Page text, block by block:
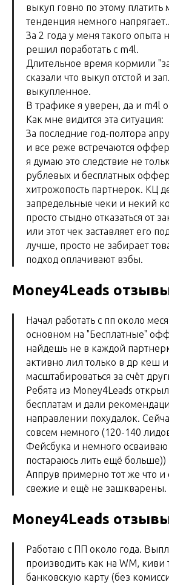
выкуп говно по этому
тенденция немного
За 2 года у меня такого опыта
решил поработать с m4l.
Длительное время кормили
сказали что выкуп отстой и
выкупленное.
В трафике я уверен, да и m4l
Как мне видится эта ситуация:
За последние год-полтора
и все реже встречаются
я думаю это следствие не
рублевых и бесплатных
хитрожопость партнерок. КЦ
запредельные чеки и некий
просто стыдно отказаться от
или этот чек заставляет его
лучше, просто не забирает
подход оплачивают вэбы.
Money4Leads
Начал работать с пп около
основном на "Бесплатные"
найдешь не в каждой
активно лил только в др кеш
масштабироваться за счёт
Ребята из Money4Leads
бесплатам и дали
направлении похудалок.
совсем немного (120-140
Фейсбука и немного осваиваю
постараюсь лить ещё больше))
Аппрув примерно тот же что
свежие и ещё не зашкварены.
Money4Leads
Работаю с ПП около года.
производить как на WM, киви
банковскую карту (без